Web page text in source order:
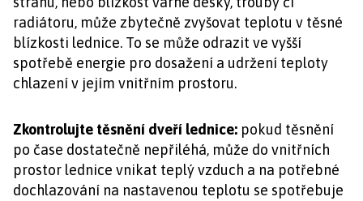
radiátoru, může zbytečně zvyšovat teplotu v těsné
blízkosti lednice. To se může odrazit ve vyšší
spotřebě energie pro dosažení a udržení teploty
chlazení v jejím vnitřním prostoru.
Zkontrolujte těsnění dveří lednice: pokud těsnění
po čase dostatečně nepřiléhá, může do vnitřních
prostor lednice vnikat teplý vzduch a na potřebné
dochlazování na nastavenou teplotu se spotřebuje